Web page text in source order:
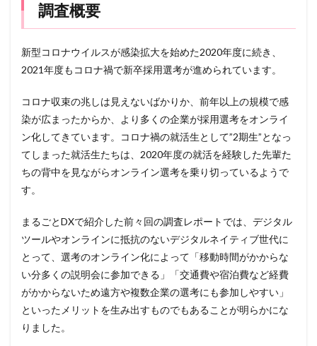
調査概要
新型コロナウイルスが感染拡大を始めた2020年度に続き、
2021年度もコロナ禍で新卒採用選考が進められています。
コロナ収束の兆しは見えないばかりか、前年以上の規模で感
染が広まったからか、より多くの企業が採用選考をオンライ
ン化してきています。コロナ禍の就活生として”2期生”となっ
てしまった就活生たちは、2020年度の就活を経験した先輩た
ちの背中を見ながらオンライン選考を乗り切っているようで
す。
まるごとDXで紹介した前々回の調査レポートでは、デジタル
ツールやオンラインに抵抗のないデジタルネイティブ世代に
とって、選考のオンライン化によって「移動時間がかからな
い分多くの説明会に参加できる」「交通費や宿泊費など経費
がかからないため遠方や複数企業の選考にも参加しやすい」
といったメリットを生み出すものでもあることが明らかにな
りました。